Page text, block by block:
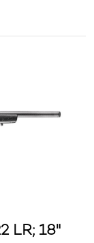
LR; 18"